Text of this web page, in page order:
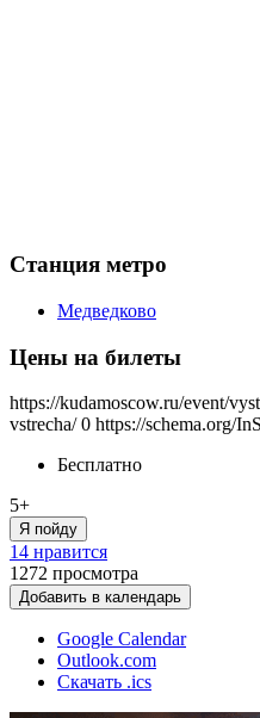
Станция метро
Медведково
Цены на билеты
https://kudamoscow.ru/event/
vstrecha/ 0 https://schema.org/
Бесплатно
5+
Я пойду
14 нравится
1272 просмотра
Добавить в календарь
Google Calendar
Outlook.com
Скачать .ics